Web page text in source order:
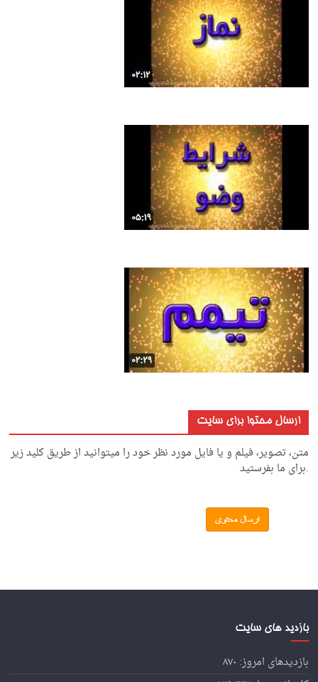
ارسال محتوا برای سایت
متن، تصویر، فیلم و یا فایل مورد نظر خود را میتوانید از طریق کلید زیر
.برای ما بفرستید
بازدید های سایت
بازدیدهای امروز: ۸۷۰